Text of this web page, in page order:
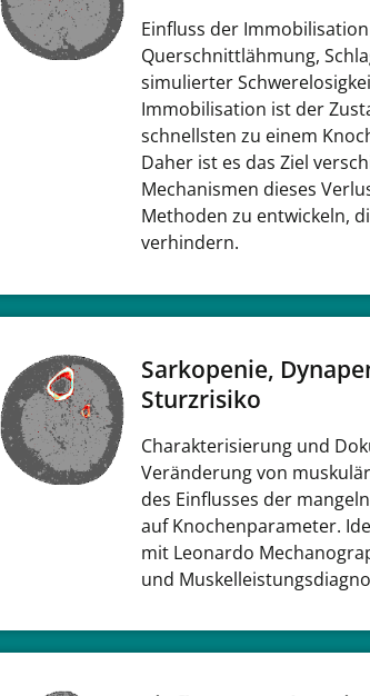
Einfluss der
Querschnittlähmung,
simulierter
Immobilisation ist der
schnellsten zu einem
Daher ist es das Ziel
Mechanismen dieses
Methoden zu entwickeln,
verhindern.
Sarkopenie,
Sturzrisiko
Charakterisierung und
Veränderung von
des Einflusses der
auf Knochenparameter.
mit Leonardo
und